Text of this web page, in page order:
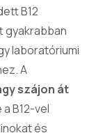
B12
gyakrabban
laboratóriumi
A
szájon át
B12-vel
és